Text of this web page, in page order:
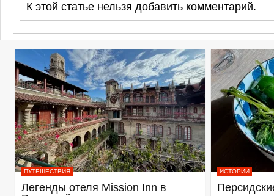
К этой статье нельзя добавить комментарий.
ПУТЕШЕСТВИЯ
Легенды отеля Mission Inn в
ИСТОРИИ